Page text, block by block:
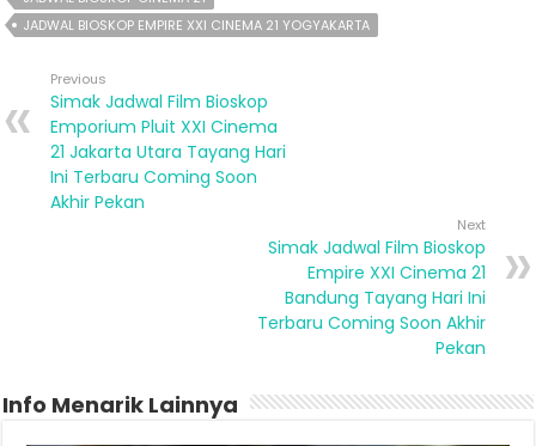
JADWAL BIOSKOP EMPIRE XXI CINEMA 21 YOGYAKARTA
Previous
Simak Jadwal Film Bioskop
Emporium Pluit XXI Cinema
21 Jakarta Utara Tayang Hari
Ini Terbaru Coming Soon
Akhir Pekan
Next
Simak Jadwal Film Bioskop
Empire XXI Cinema 21
Bandung Tayang Hari Ini
Terbaru Coming Soon Akhir
Pekan
Info Menarik Lainnya